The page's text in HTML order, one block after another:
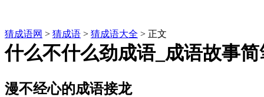
猜成语网 > 猜成语 > 猜成语大全 > 正文
什么不什么劲成语_成语故事
漫不经心的成语接龙